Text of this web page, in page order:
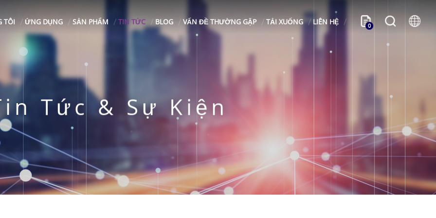
TÔI ỨNG DỤNG SẢN PHẨM TIN TỨC BLOG VẤN ĐỀ THƯỜNG GẶP TẢI XUỐNG LIÊN HỆ 0
Tức & Sự Kiện